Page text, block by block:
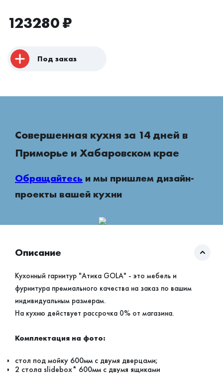
123280₽
Под заказ
Совершенная кухня за 14 дней в
Приморье и Хабаровском крае
Обращайтесь и мы пришлем дизайн-
проекты вашей кухни
Описание
Кухонный гарнитур "Атика GOLA" - это мебель и
фурнитура премиального качества на заказ по вашим
индивидуальным размерам.
На кухню действует рассрочка 0% от магазина.
Комплектация на фото:
стол под мойку 600мм с двумя дверцами;
2 стола slidebox* 600мм с двумя ящиками